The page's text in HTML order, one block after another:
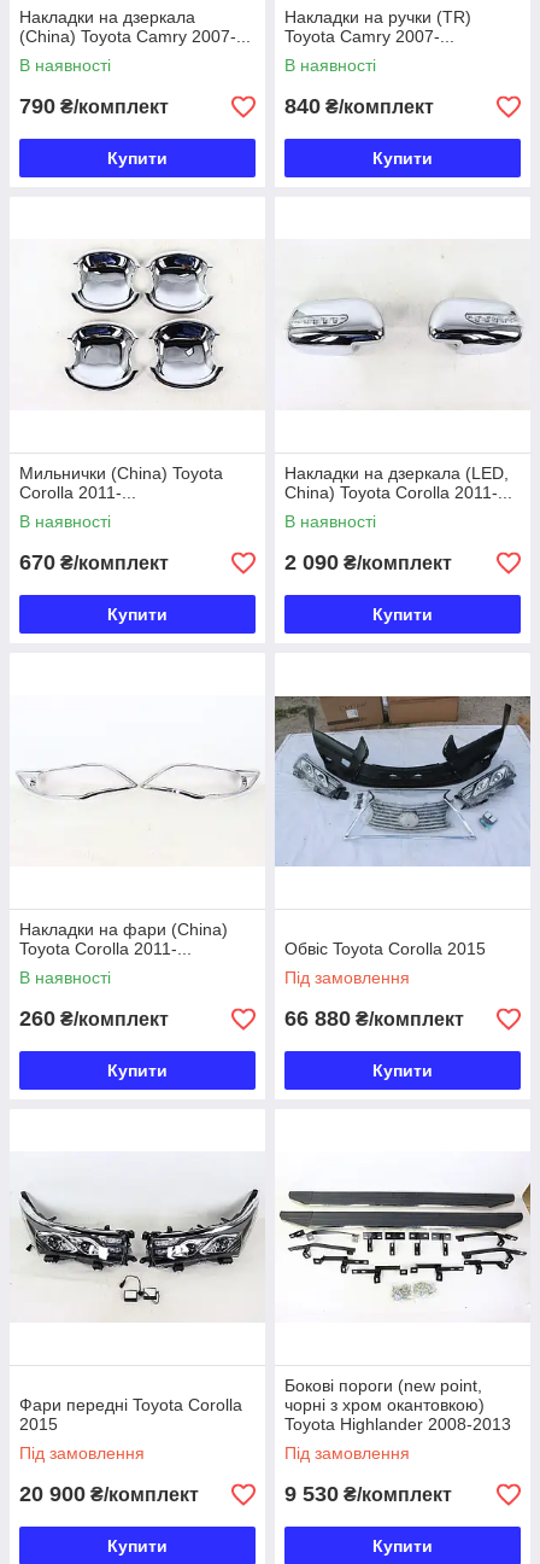
Накладки на дзеркала
(China) Toyota Camry 2007-...
В наявності
790 ₴/комплект
Купити
Накладки на ручки (TR)
Toyota Camry 2007-...
В наявності
840 ₴/комплект
Купити
Мильнички (China) Toyota
Corolla 2011-...
В наявності
670 ₴/комплект
Купити
Накладки на дзеркала (LED,
China) Toyota Corolla 2011-...
В наявності
2 090 ₴/комплект
Купити
Накладки на фари (China)
Toyota Corolla 2011-...
В наявності
260 ₴/комплект
Купити
Обвіс Toyota Corolla 2015
Під замовлення
66 880 ₴/комплект
Купити
Фари передні Toyota Corolla
2015
Під замовлення
20 900 ₴/комплект
Купити
Бокові пороги (new point,
чорні з хром окантовкою)
Toyota Highlander 2008-2013
Під замовлення
9 530 ₴/комплект
Купити